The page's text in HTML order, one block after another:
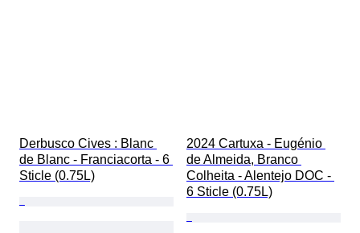
Derbusco Cives : Blanc
de Blanc - Franciacorta - 6
Sticle (0.75L)
2024 Cartuxa - Eugénio
de Almeida, Branco
Colheita - Alentejo DOC -
6 Sticle (0.75L)